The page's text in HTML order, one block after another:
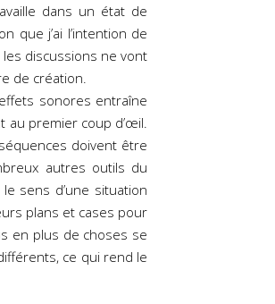
dans un état de
que j’ai l’intention de
discussions ne vont
de création.
sonores entraîne
au premier coup d’œil.
doivent être
autres outils du
sens d’une situation
plans et cases pour
en plus de choses se
ce qui rend le